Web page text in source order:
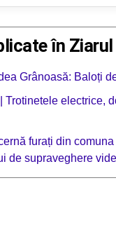
în Ziarul
Grânoasă: Baloți
Trotinetele electrice,
furați din
de supraveghere